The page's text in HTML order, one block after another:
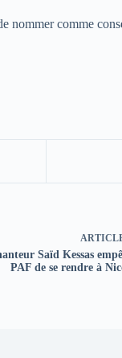
comme
Saïd Kessas
PAF de se rendre à